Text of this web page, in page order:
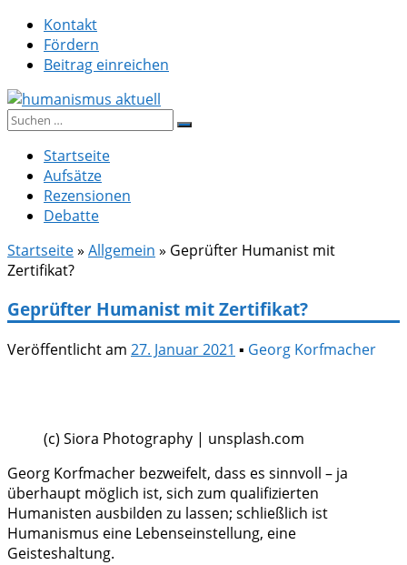
Zum
Inhalt
springen
Kontakt
Fördern
Beitrag einreichen
humanismus aktuell
Suche
Startseite
Aufsätze
Rezensionen
Debatte
Startseite» Allgemein » Geprüfter Humanist mit
Zertifikat?
Geprüfter Humanist mit Zertifikat?
Veröffentlicht am 27. Januar 2021 ▪ Georg Korfmacher
(c) Siora Photography | unsplash.com
Georg Korfmacher bezweifelt, dass es sinnvoll – ja
überhaupt möglich ist, sich zum qualifizierten
Humanisten ausbilden zu lassen; schließlich ist
Humanismus eine Lebenseinstellung, eine
Geisteshaltung.